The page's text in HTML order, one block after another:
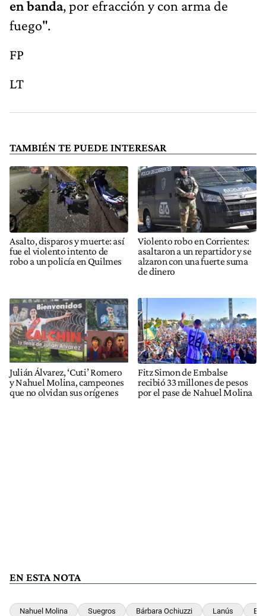
en banda, por efracción y con arma de
fuego".
FP
LT
TAMBIÉN TE PUEDE INTERESAR
Asalto, disparos y muerte: así
fue el violento intento de
robo a un policía en Quilmes
Violento robo en Corrientes:
asaltaron a un repartidor y se
alzaron con una fuerte suma
de dinero
Julián Álvarez, ‘Cuti’ Romero
y Nahuel Molina, campeones
que no olvidan sus orígenes
Fitz Simon de Embalse
recibió 33 millones de pesos
por el pase de Nahuel Molina
EN ESTA NOTA
Nahuel Molina Suegros Bárbara Ochiuzzi Lanús